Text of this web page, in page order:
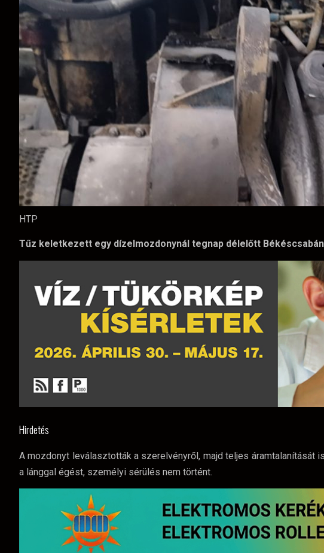
HTP
Tűz keletkezett egy dízelmozdonynál tegnap délelőtt
Hirdetés
A mozdonyt leválasztották a szerelvényről, majd teljes
a lánggal égést, személyi sérülés nem történt.